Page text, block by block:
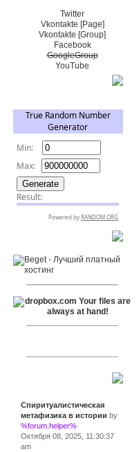
Twitter
Vkontakte [Page]
Vkontakte [Group]
Facebook
GoogleGroup
YouTube
Спиритуалистическая
метафизика в истории by
%forum.helper%
Октября 08, 2025, 11:30:37
am